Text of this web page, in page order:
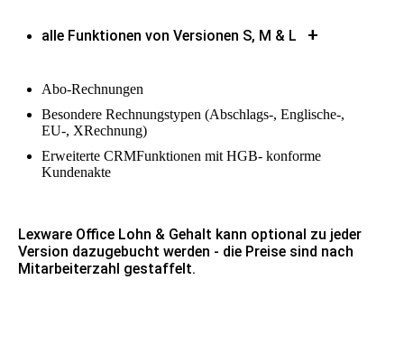
alle Funktionen von Versionen S, M & L +
Abo-Rechnungen
Besondere Rechnungstypen (Abschlags-, Englische-,
EU-, XRechnung)
Erweiterte CRMFunktionen mit HGB- konforme
Kundenakte
Lexware Office Lohn & Gehalt kann optional zu jeder
Version dazugebucht werden - die Preise sind nach
Mitarbeiterzahl gestaffelt.